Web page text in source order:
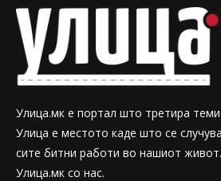
Улица.мк е портал што третира теми
Улица е местото каде што се
сите битни работи во нашиот
Улица.мк со нас.